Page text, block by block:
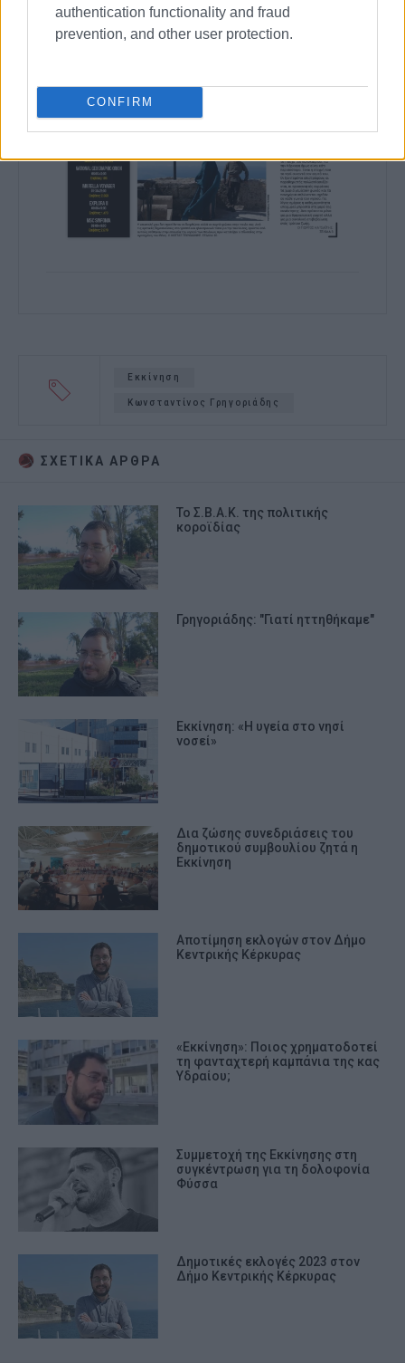
authentication functionality and fraud
prevention, and other user protection.
CONFIRM
Εκκίνηση
Κωνσταντίνος Γρηγοριάδης
ΣΧΕΤΙΚA AΡΘΡΑ
Το Σ.Β.Α.Κ. της πολιτικής
κοροϊδίας
Γρηγοριάδης: "Γιατί ηττηθήκαμε"
Εκκίνηση: «Η υγεία στο νησί
νοσεί»
Δια ζώσης συνεδριάσεις του
δημοτικού συμβουλίου ζητά η
Εκκίνηση
Αποτίμηση εκλογών στον Δήμο
Κεντρικής Κέρκυρας
«Εκκίνηση»: Ποιος χρηματοδοτεί
τη φανταχτερή καμπάνια της κας
Υδραίου;
Συμμετοχή της Εκκίνησης στη
συγκέντρωση για τη δολοφονία
Φύσσα
Δημοτικές εκλογές 2023 στον
Δήμο Κεντρικής Κέρκυρας